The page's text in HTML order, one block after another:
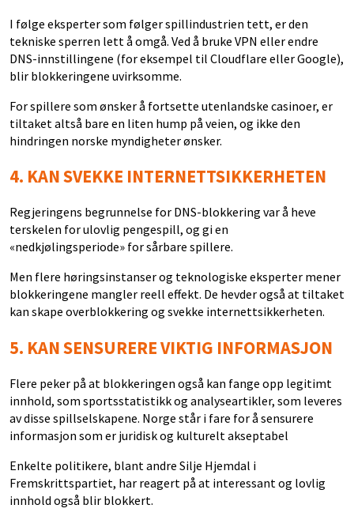
I følge eksperter som følger spillindustrien tett, er den
tekniske sperren lett å omgå. Ved å bruke VPN eller endre
DNS-innstillingene (for eksempel til Cloudflare eller Google),
blir blokkeringene uvirksomme.
For spillere som ønsker å fortsette utenlandske casinoer, er
tiltaket altså bare en liten hump på veien, og ikke den
hindringen norske myndigheter ønsker.
4. KAN SVEKKE INTERNETTSIKKERHETEN
Regjeringens begrunnelse for DNS-blokkering var å heve
terskelen for ulovlig pengespill, og gi en
«nedkjølingsperiode» for sårbare spillere.
Men flere høringsinstanser og teknologiske eksperter mener
blokkeringene mangler reell effekt. De hevder også at tiltaket
kan skape overblokkering og svekke internettsikkerheten.
5. KAN SENSURERE VIKTIG INFORMASJON
Flere peker på at blokkeringen også kan fange opp legitimt
innhold, som sportsstatistikk og analyseartikler, som leveres
av disse spillselskapene. Norge står i fare for å sensurere
informasjon som er juridisk og kulturelt akseptabel
Enkelte politikere, blant andre Silje Hjemdal i
Fremskrittspartiet, har reagert på at interessant og lovlig
innhold også blir blokkert.